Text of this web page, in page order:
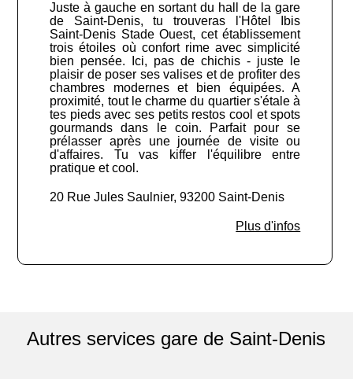
Juste à gauche en sortant du hall de la gare
de Saint-Denis, tu trouveras l'Hôtel Ibis
Saint-Denis Stade Ouest, cet établissement
trois étoiles où confort rime avec simplicité
bien pensée. Ici, pas de chichis - juste le
plaisir de poser ses valises et de profiter des
chambres modernes et bien équipées. A
proximité, tout le charme du quartier s'étale à
tes pieds avec ses petits restos cool et spots
gourmands dans le coin. Parfait pour se
prélasser après une journée de visite ou
d'affaires. Tu vas kiffer l'équilibre entre
pratique et cool.
20 Rue Jules Saulnier, 93200 Saint-Denis
Plus d'infos
Autres services gare de Saint-Denis